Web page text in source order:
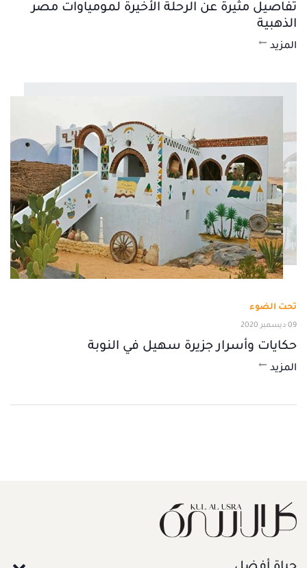
تفاصيل مثيرة عن الرحلة الأخيرة لمومياوات مصر
الذهبية
المزيد
تحت الضوء
09 ديسمبر 2020
حكايات وأسرار جزيرة سهيل في النوبة
المزيد